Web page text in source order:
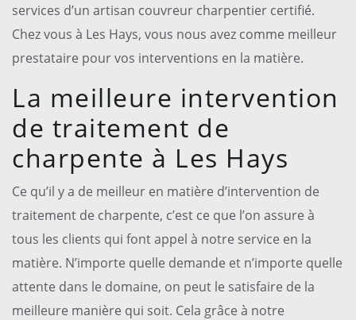
services d’un artisan couvreur charpentier certifié.
Chez vous à Les Hays, vous nous avez comme meilleur
prestataire pour vos interventions en la matière.
La meilleure intervention
de traitement de
charpente à Les Hays
Ce qu’il y a de meilleur en matière d’intervention de
traitement de charpente, c’est ce que l’on assure à
tous les clients qui font appel à notre service en la
matière. N’importe quelle demande et n’importe quelle
attente dans le domaine, on peut le satisfaire de la
meilleure manière qui soit. Cela grâce à notre